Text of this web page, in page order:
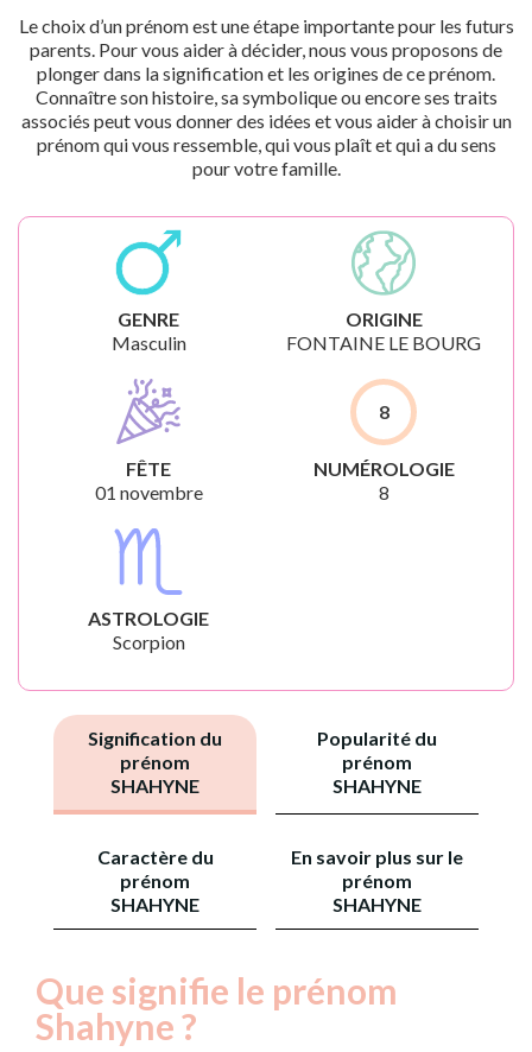
Le choix d’un prénom est une étape importante pour les futurs
parents. Pour vous aider à décider, nous vous proposons de
plonger dans la signification et les origines de ce prénom.
Connaître son histoire, sa symbolique ou encore ses traits
associés peut vous donner des idées et vous aider à choisir un
prénom qui vous ressemble, qui vous plaît et qui a du sens
pour votre famille.
GENRE
Masculin
ORIGINE
FONTAINE LE BOURG
FÊTE
01 novembre
8
NUMÉROLOGIE
8
ASTROLOGIE
Scorpion
Signification du
prénom
SHAHYNE
Popularité du
prénom
SHAHYNE
Caractère du
prénom
SHAHYNE
En savoir plus sur le
prénom
SHAHYNE
Que signifie le prénom
Shahyne ?